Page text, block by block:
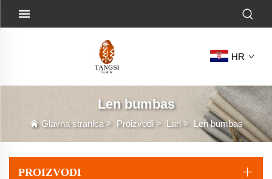
HR
Len bumbas
Glavna stranica> Proizvodi> Lan> Len bumbas
PROIZVODI